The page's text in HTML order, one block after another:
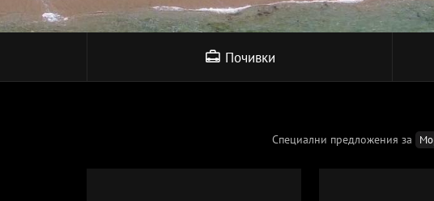
Почивки
Специални предложения за